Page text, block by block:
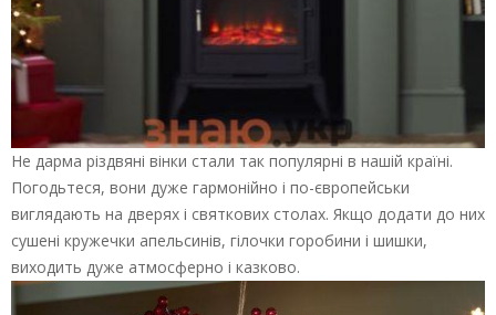
Не дарма різдвяні вінки стали так популярні в нашій країні.
Погодьтеся, вони дуже гармонійно і по-європейськи
виглядають на дверях і святкових столах. Якщо додати до них
сушені кружечки апельсинів, гілочки горобини і шишки,
виходить дуже атмосферно і казково.